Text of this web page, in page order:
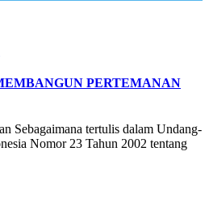
PERTEMANAN
Sebagaimana tertulis dalam Undang-
Nomor 23 Tahun 2002 tentang